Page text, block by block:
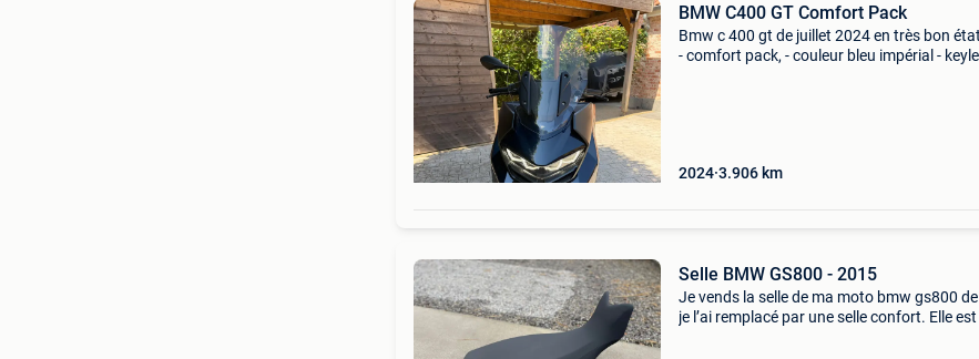
BMW C400 GT Comfort Pack
Bmw c 400 gt de juillet 2024 en très bon
- comfort pack, - couleur bleu impérial -
2024 3.906 km
Selle BMW GS800 - 2015
Je vends la selle de ma moto bmw gs800
je l’ai remplacé par une selle confort. Elle est